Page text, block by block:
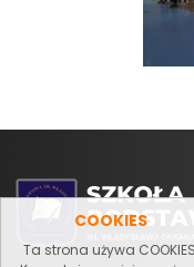
COOKIES
Ta strona używa